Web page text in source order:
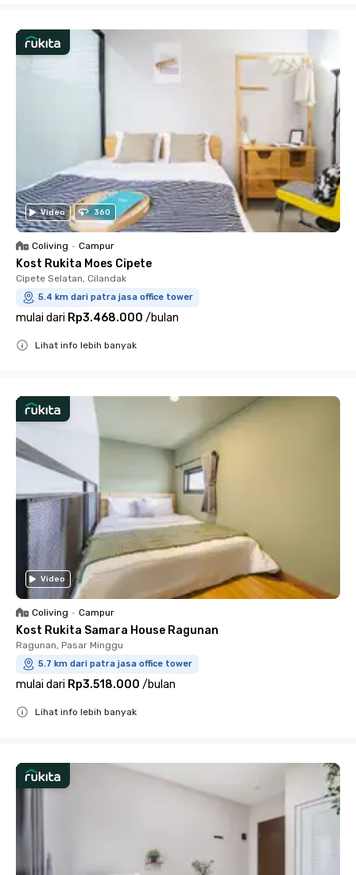
Video 360
Coliving • Campur
Kost Rukita Moes Cipete
Cipete Selatan, Cilandak
5.4 km dari patra jasa office tower
mulai dari Rp3.468.000 /bulan
Lihat info lebih banyak
Video
Coliving • Campur
Kost Rukita Samara House Ragunan
Ragunan, Pasar Minggu
5.7 km dari patra jasa office tower
mulai dari Rp3.518.000 /bulan
Lihat info lebih banyak